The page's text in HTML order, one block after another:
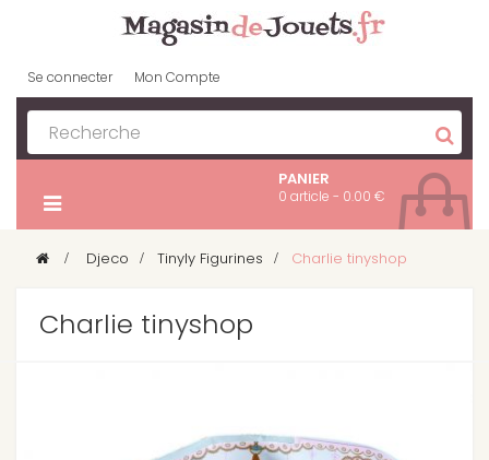
Se connecter Mon Compte
PANIER
0 article - 0.00 €
> Djeco > Tinyly Figurines > Charlie tinyshop
Charlie tinyshop